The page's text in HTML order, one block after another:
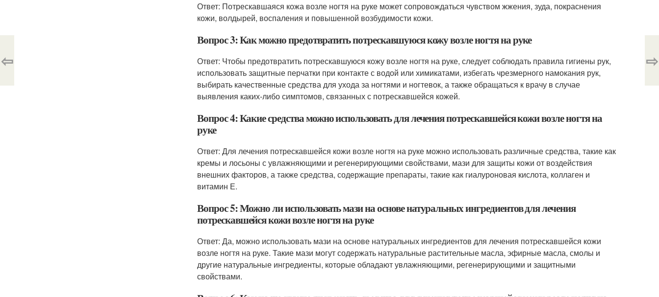
Ответ: Потрескавшаяся кожа возле ногтя на руке может сопровождаться чувством жжения, зуда, покраснения
кожи, волдырей, воспаления и повышенной возбудимости кожи.
Вопрос 3: Как можно предотвратить потрескавшуюся кожу возле ногтя на руке
Ответ: Чтобы предотвратить потрескавшуюся кожу возле ногтя на руке, следует соблюдать правила гигиены рук,
использовать защитные перчатки при контакте с водой или химикатами, избегать чрезмерного намокания рук,
выбирать качественные средства для ухода за ногтями и ногтевок, а также обращаться к врачу в случае
выявления каких-либо симптомов, связанных с потрескавшейся кожей.
Вопрос 4: Какие средства можно использовать для лечения потрескавшейся кожи возле ногтя на
руке
Ответ: Для лечения потрескавшейся кожи возле ногтя на руке можно использовать различные средства, такие как
кремы и лосьоны с увлажняющими и регенерирующими свойствами, мази для защиты кожи от воздействия
внешних факторов, а также средства, содержащие препараты, такие как гиалуроновая кислота, коллаген и
витамин Е.
Вопрос 5: Можно ли использовать мази на основе натуральных ингредиентов для лечения
потрескавшейся кожи возле ногтя на руке
Ответ: Да, можно использовать мази на основе натуральных ингредиентов для лечения потрескавшейся кожи
возле ногтя на руке. Такие мази могут содержать натуральные растительные масла, эфирные масла, смолы и
другие натуральные ингредиенты, которые обладают увлажняющими, регенерирующими и защитными
свойствами.
⇦ ⇨